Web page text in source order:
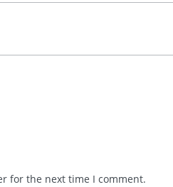
for the next time I comment.